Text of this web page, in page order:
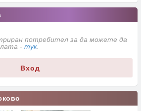
потребител за да можете да
- тук
Вход